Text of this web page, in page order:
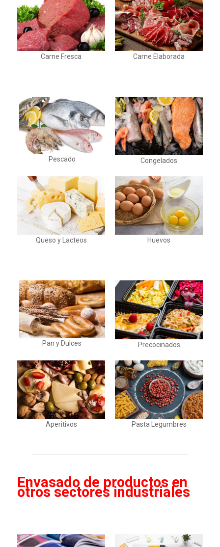
Carne Fresca Carne Elaborada
Pescado Congelados
Queso y Lacteos Huevos
Pan y Dulces Precocinados
Aperitivos Pasta Legumbres
Envasado de productos en
otros sectores industriales